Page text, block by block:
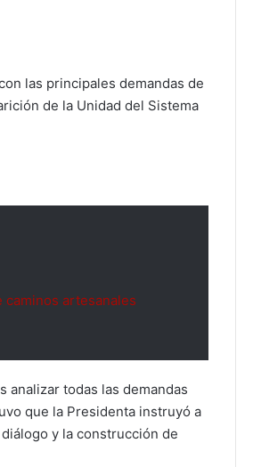
las principales demandas de
de la Unidad del Sistema
artesanales
analizar todas las demandas
que la Presidenta instruyó a
y la construcción de